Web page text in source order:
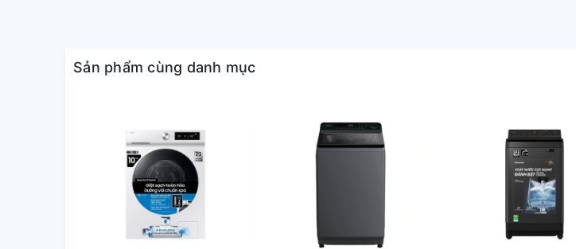
Khối lượng giặt 9 kg dành cho gia đình từ 3 - 5 người
Nếu gia đình bạn có từ 3 - 5 thành viên và đang có nhu cầu chọn mua máy giặt, hãy cân nhắc
lựa chọn chiếc máy giặt Toshiba 9 kg này nhé.
Sản phẩm cùng danh mục